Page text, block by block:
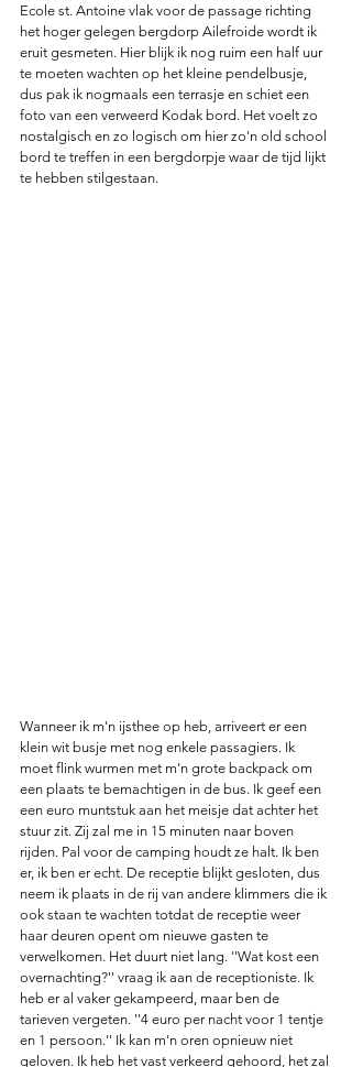
Ecole st. Antoine vlak voor de passage richting
het hoger gelegen bergdorp Ailefroide wordt ik
eruit gesmeten. Hier blijk ik nog ruim een half uur
te moeten wachten op het kleine pendelbusje,
dus pak ik nogmaals een terrasje en schiet een
foto van een verweerd Kodak bord. Het voelt zo
nostalgisch en zo logisch om hier zo'n old school
bord te treffen in een bergdorpje waar de tijd lijkt
te hebben stilgestaan.
Wanneer ik m'n ijsthee op heb, arriveert er een
klein wit busje met nog enkele passagiers. Ik
moet flink wurmen met m'n grote backpack om
een plaats te bemachtigen in de bus. Ik geef een
een euro muntstuk aan het meisje dat achter het
stuur zit. Zij zal me in 15 minuten naar boven
rijden. Pal voor de camping houdt ze halt. Ik ben
er, ik ben er echt. De receptie blijkt gesloten, dus
neem ik plaats in de rij van andere klimmers die ik
ook staan te wachten totdat de receptie weer
haar deuren opent om nieuwe gasten te
verwelkomen. Het duurt niet lang. ''Wat kost een
overnachting?'' vraag ik aan de receptioniste. Ik
heb er al vaker gekampeerd, maar ben de
tarieven vergeten. ''4 euro per nacht voor 1 tentje
en 1 persoon.'' Ik kan m'n oren opnieuw niet
geloven. Ik heb het vast verkeerd gehoord, het zal